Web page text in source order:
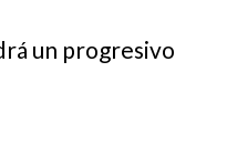
un progresivo